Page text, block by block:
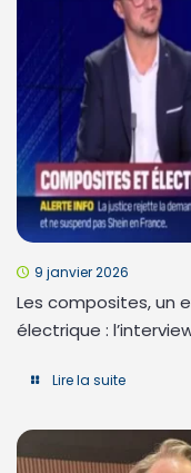
9 janvier 2026
Les composites, un
électrique :
Lire la suite